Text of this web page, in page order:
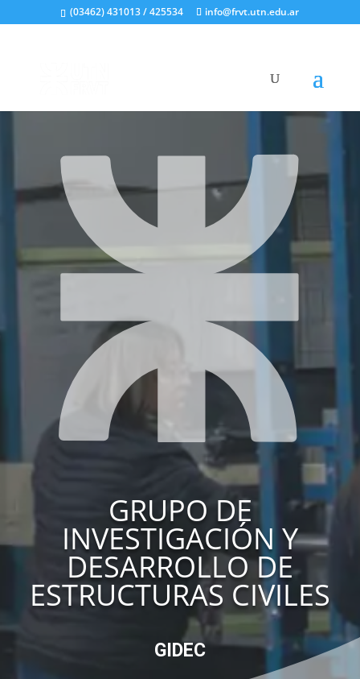
(03462) 431013 / 425534 info@frvt.utn.edu.ar
GRUPO DE
INVESTIGACIÓN Y
DESARROLLO DE
ESTRUCTURAS CIVILES
GIDEC